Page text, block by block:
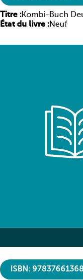
Titre :Kombi-Buch
Arbeitsheft
État du livre :Neuf
ISBN: